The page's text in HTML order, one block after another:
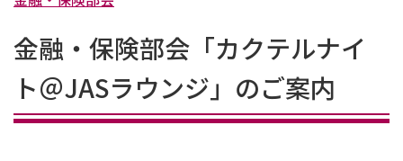
金融・保険部会「カクテルナイ
ト＠JASラウンジ」のご案内